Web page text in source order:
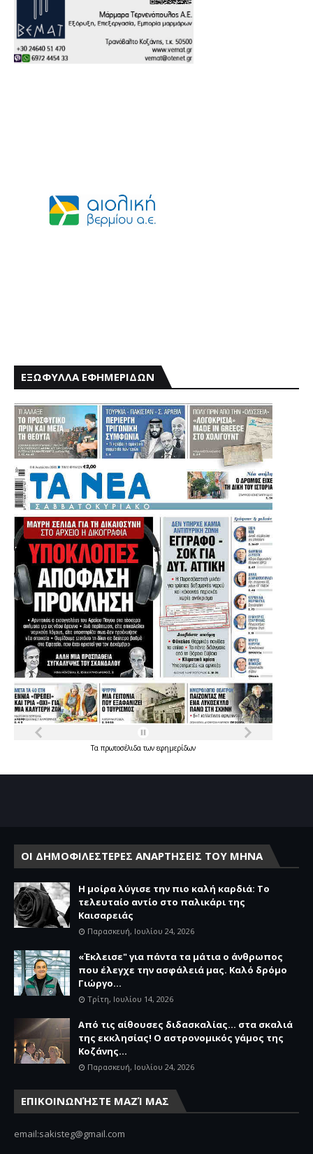
ΕΞΩΦΥΛΛΑ ΕΦΗΜΕΡΙΔΩΝ
Τα πρωτοσέλιδατων εφημερίδων
ΟΙ ΔΗΜΟΦΙΛΕΣΤΕΡΕΣ ΑΝΑΡΤΗΣΕΙΣ ΤΟΥ ΜΗΝΑ
Η μοίρα λύγισε την πιο καλή καρδιά: Το
τελευταίο αντίο στο παλικάρι της
Καισαρειάς
Παρασκευή, Ιουλίου 24, 2026
«Έκλεισε" για πάντα τα μάτια ο άνθρωπος
που έλεγχε την ασφάλειά μας. Καλό δρόμο
Γιώργο...
Τρίτη, Ιουλίου 14, 2026
Από τις αίθουσες διδασκαλίας… στα σκαλιά
της εκκλησίας! Ο αστρονομικός γάμος της
Κοζάνης...
Παρασκευή, Ιουλίου 24, 2026
ΕΠΙΚΟΙΝΩΝΉΣΤΕ ΜΑΖΊ ΜΑΣ
email:sakisteg@gmail.com